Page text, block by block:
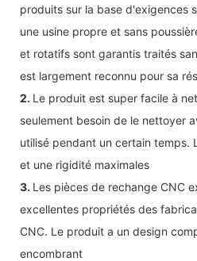
produits sur la base d'exigences
une usine propre et sans
et rotatifs sont garantis traités
est largement reconnu pour sa
2. Le produit est super facile à
seulement besoin de le nettoyer
utilisé pendant un certain temps.
et une rigidité maximales
3. Les pièces de rechange CNC
excellentes propriétés des
CNC. Le produit a un design
encombrant